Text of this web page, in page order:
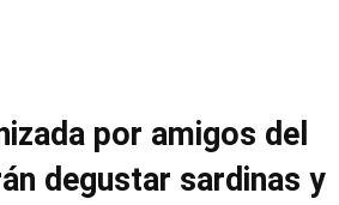
por amigos del
degustar sardinas y